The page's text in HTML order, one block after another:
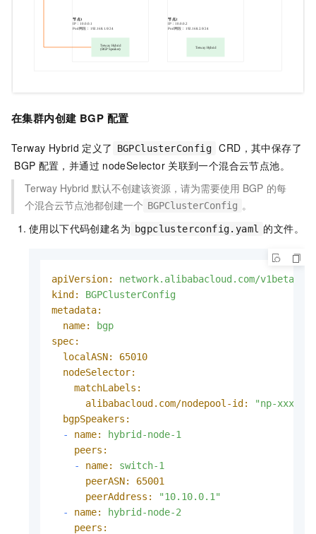
在集群内创建 BGP 配置
Terway Hybrid 定义了 BGPClusterConfig
CRD，其中保存了
BGP 配置，并通过 nodeSelector 关联到一个混合云节点池。
Terway Hybrid 默认不创建该资源，请为需要使用 BGP 的每
个混合云节点池都创建一个 BGPClusterConfig 。
使用以下代码创建名为 bgpclusterconfig.yaml 的文件。
apiVersion:
network.alibabacloud.com/v1beta1
kind:
BGPClusterConfig
metadata:
name:
bgp
spec:
localASN:
65010
nodeSelector:
matchLabels:
alibabacloud.com/nodepool-id:
"np-xxx"
bgpSpeakers:
-
name:
hybrid-node-1
peers:
-
name:
switch-1
peerASN:
65001
peerAddress:
"10.10.0.1"
-
name:
hybrid-node-2
peers: